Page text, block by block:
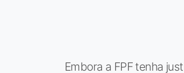
Embora a FPF tenha